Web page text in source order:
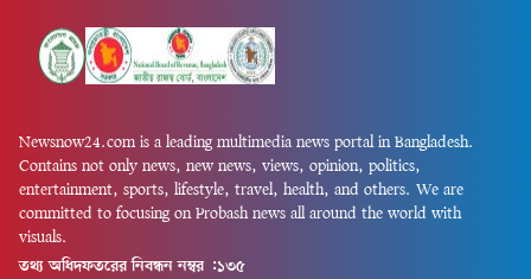
Newsnow24.com is a leading multimedia news portal in Bangladesh.
Contains not only news, new news, views, opinion, politics,
entertainment, sports, lifestyle, travel, health, and others. We are
committed to focusing on Probash news all around the world with
visuals.
তথ্য অধিদফতরের নিবন্ধন নম্বর :১৩৫